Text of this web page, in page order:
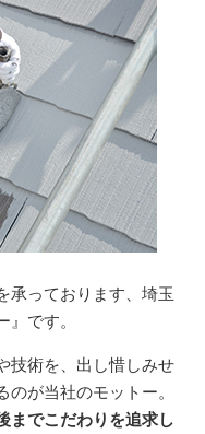
承っております、埼玉
です。
技術を、出し惜しみせ
が当社のモットー。
までこだわりを追求し